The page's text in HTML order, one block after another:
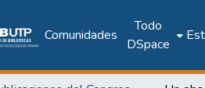
Comunidades
Todo
DSpace